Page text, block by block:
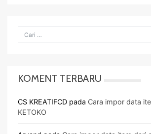
KOMENT TERBARU
CS KREATIFCD pada Cara impor data
KETOKO